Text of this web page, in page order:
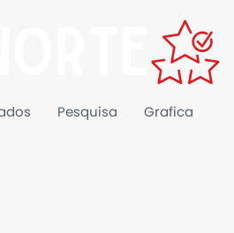
Pesquisa Grafica